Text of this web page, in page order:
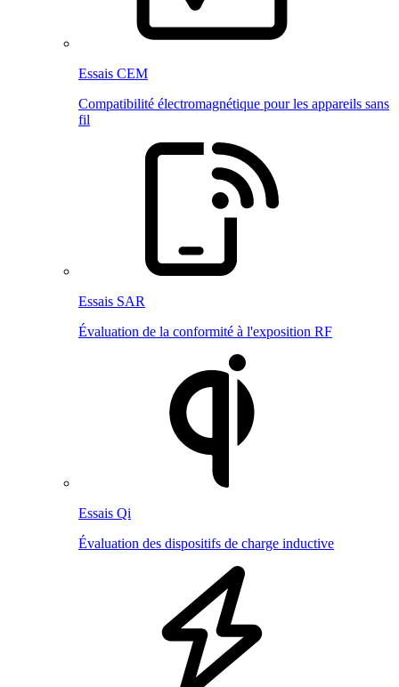
Essais CEM
Compatibilité électromagnétique pour les appareils sans
fil
Essais SAR
Évaluation de la conformité à l'exposition RF
Essais Qi
Évaluation des dispositifs de charge inductive